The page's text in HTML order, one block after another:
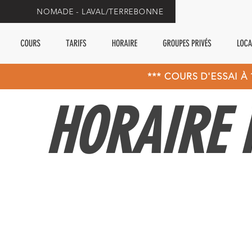
NOMADE - LAVAL/TERREBONNE
COURS TARIFS HORAIRE GROUPES PRIVÉS
*** COURS D'ESSAI À
HORAIRE